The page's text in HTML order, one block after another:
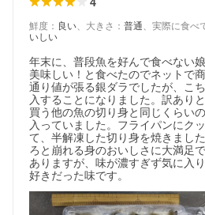
鮮度 ： 良い、 大きさ ： 普通、 実際に食べ
いしい
年末に、普段魚を好んで食べない
美味しい！と食べたのでネットで
通り値が張る銀ダラでしたが、こ
入することになりました。訳あり
買う他の魚の切り身と同じくらい
入っていました。フライパンにク
て、半解凍した切り身を焼きまし
ろと崩れる身のおいしさに大満足
ありますが、味が濃すぎず気に入
好きだった味です。